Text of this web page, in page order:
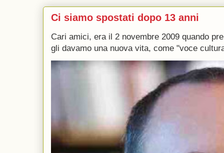
Ci siamo spostati dopo 13 anni
Cari amici, era il 2 novembre 2009 quando
gli davamo una nuova vita, come "voce